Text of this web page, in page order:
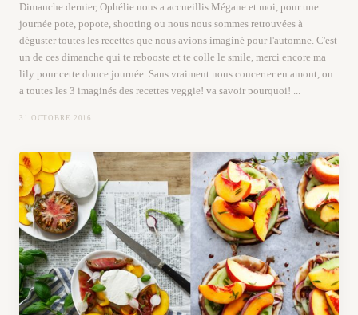
Dimanche dernier, Ophélie nous a accueillis Mégane et moi, pour une
journée pote, popote, shooting ou nous nous sommes retrouvées à
déguster toutes les recettes que nous avions imaginé pour l'automne. C'est
un de ces dimanche qui te rebooste et te colle le smile, merci encore ma
lily pour cette douce journée. Sans vraiment nous concerter en amont, on
a toutes les 3 imaginés des recettes veggie! va savoir pourquoi! ...
31 OCTOBRE 2016